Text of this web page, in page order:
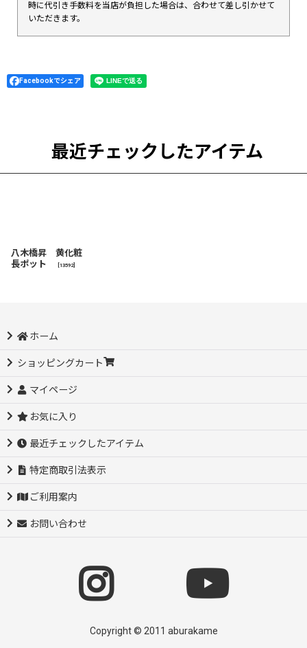
時に代引き手数料を当店が負担した場合は、合わせて差し引かせて
いただきます。
Facebookでシェア
最近チェックしたアイテム
八木橋昇 黄化粧
長ポット
13592]
ホーム
ショッピングカート
マイページ
お気に入り
最近チェックしたアイテム
特定商取引法表示
ご利用案内
お問い合わせ
Copyright © 2011 aburakame